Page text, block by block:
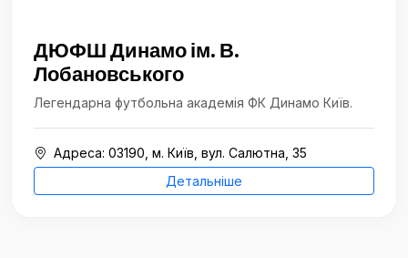
ДЮФШ Динамо ім. В.
Лобановського
Легендарна футбольна академія ФК Динамо Київ.
Адреса: 03190, м. Київ, вул. Салютна, 35
Детальніше